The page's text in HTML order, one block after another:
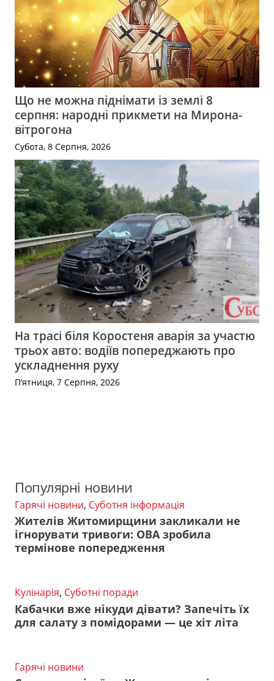
Що не можна піднімати із землі 8
серпня: народні прикмети на Мирона-
вітрогона
Субота, 8 Серпня, 2026
На трасі біля Коростеня аварія за участю
трьох авто: водіїв попереджають про
ускладнення руху
П’ятниця, 7 Серпня, 2026
Популярні новини
Гарячі новини, Суботня інформація
Жителів Житомирщини закликали не
ігнорувати тривоги: ОВА зробила
термінове попередження
Кулінарія, Суботні поради
Кабачки вже нікуди дівати? Запечіть їх
для салату з помідорами — це хіт літа
Гарячі новини